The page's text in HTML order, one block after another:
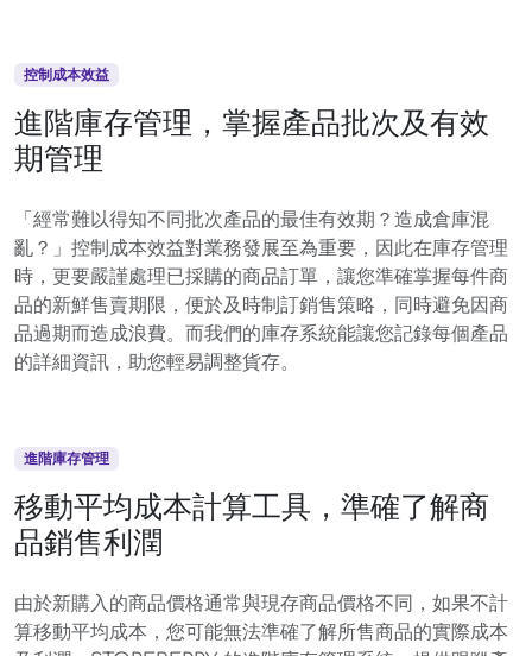
控制成本效益
進階庫存管理，掌握產品批次及有效
期管理
「經常難以得知不同批次產品的最佳有效期？造成倉庫混
亂？」控制成本效益對業務發展至為重要，因此在庫存管理
時，更要嚴謹處理已採購的商品訂單，讓您準確掌握每件商
品的新鮮售賣期限，便於及時制訂銷售策略，同時避免因商
品過期而造成浪費。而我們的庫存系統能讓您記錄每個產品
的詳細資訊，助您輕易調整貨存。
進階庫存管理
移動平均成本計算工具，準確了解商
品銷售利潤
由於新購入的商品價格通常與現存商品價格不同，如果不計
算移動平均成本，您可能無法準確了解所售商品的實際成本